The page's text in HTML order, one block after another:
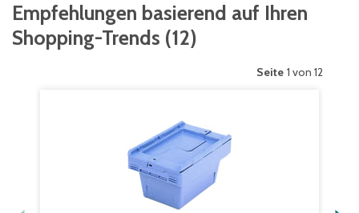
Empfehlungen basierend auf Ihren
Shopping-Trends (12)
Seite 1 von 12